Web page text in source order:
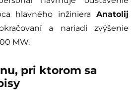
hlavného inžiniera Anatolij
a nariadi zvýšenie
MW.
pri ktorom sa